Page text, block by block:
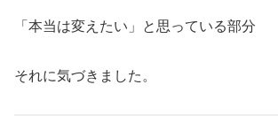
「本当は変えたい」と思っている部分
それに気づきました。